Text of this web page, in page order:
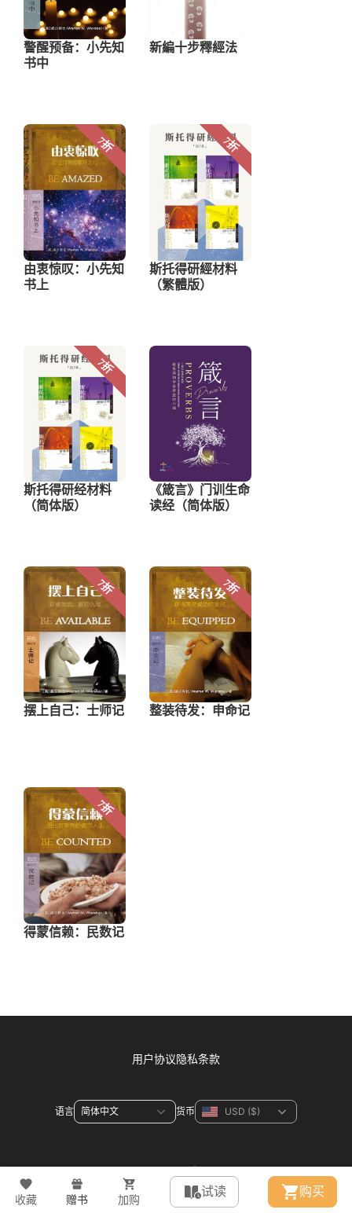
收藏 赠书 加购
试读 购买
用户协议隐私条款
语言 货币
© 2026 WeDevote Bible All right reserved